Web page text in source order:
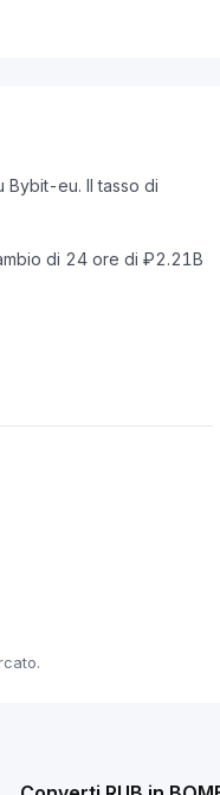
Bybit-eu. Il tasso di
di 24 ore di ₽2.21B